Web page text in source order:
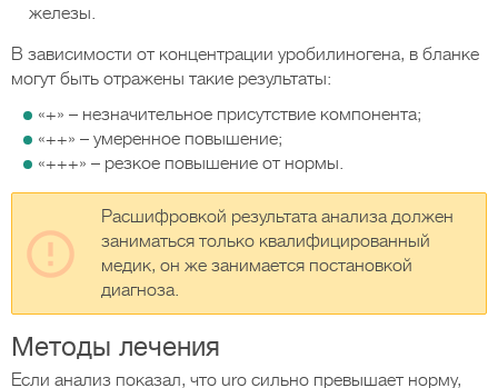
железы.
В зависимости от концентрации уробилиногена, в бланке
могут быть отражены такие результаты:
«+» – незначительное присутствие компонента;
«++» – умеренное повышение;
«+++» – резкое повышение от нормы.
Расшифровкой результата анализа должен
заниматься только квалифицированный
медик, он же занимается постановкой
диагноза.
Методы лечения
Если анализ показал, что uro сильно превышает норму,